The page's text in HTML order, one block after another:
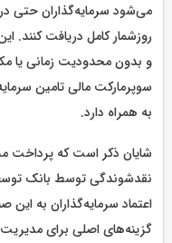
می‌شود سرمایه‌گذاران حتی
روزشمار کامل دریافت کنند.
سوپرمارکت مالی تامین
به همراه دارد.
نقدشوندگی توسط بانک
اعتماد سرمایه‌گذاران به
گزینه‌های اصلی برای